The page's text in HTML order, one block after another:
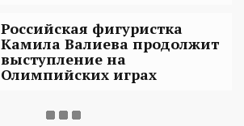
Российская фигуристка
Камила Валиева продолжит
выступление на
Олимпийских играх